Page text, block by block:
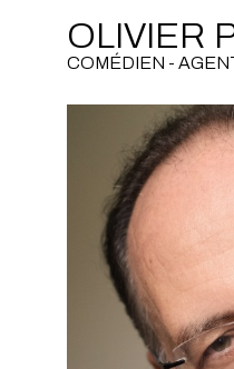
OLIVIER
COMÉDIEN -